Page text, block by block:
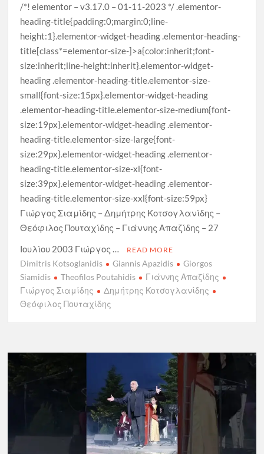
/*! elementor – v3.17.0 – 01-11-2023 */ .elementor-
heading-title{padding:0;margin:0;line-
height:1}.elementor-widget-heading .elementor-heading-
title[class*=elementor-size-]>a{color:inherit;font-
size:inherit;line-height:inherit}.elementor-widget-
heading .elementor-heading-title.elementor-size-
small{font-size:15px}.elementor-widget-heading
.elementor-heading-title.elementor-size-medium{font-
size:19px}.elementor-widget-heading .elementor-
heading-title.elementor-size-large{font-
size:29px}.elementor-widget-heading .elementor-
heading-title.elementor-size-xl{font-
size:39px}.elementor-widget-heading .elementor-
heading-title.elementor-size-xxl{font-size:59px}
Γιώργος Σιαμίδης – Δημήτρης Κοτσογλανίδης –
Θεόφιλος Πουταχίδης – Γιάννης Απαζίδης – 27
Ιουλίου 2003 Γιώργος …
READ MORE
Dimitris Kotsoglanidis Giannis Apazidis
Giorgos
Siamidis
Theofilos Poutahidis
Γιάννης Απαζίδης
Γιώργος Σιαμίδης
Δημήτρης Κοτσογλανίδης
Θεόφιλος Πουταχίδης